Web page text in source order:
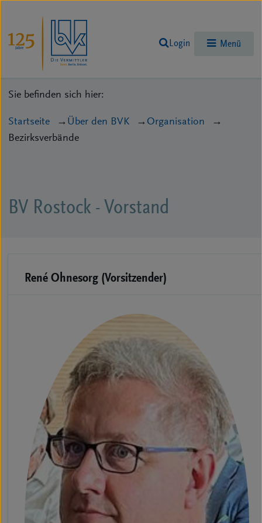
Login Menü
Sie befinden sich hier:
Startseite Über den BVK
Organisation
Bezirksverbände
BV Rostock - Vorstand
René Ohnesorg (Vorsitzender)